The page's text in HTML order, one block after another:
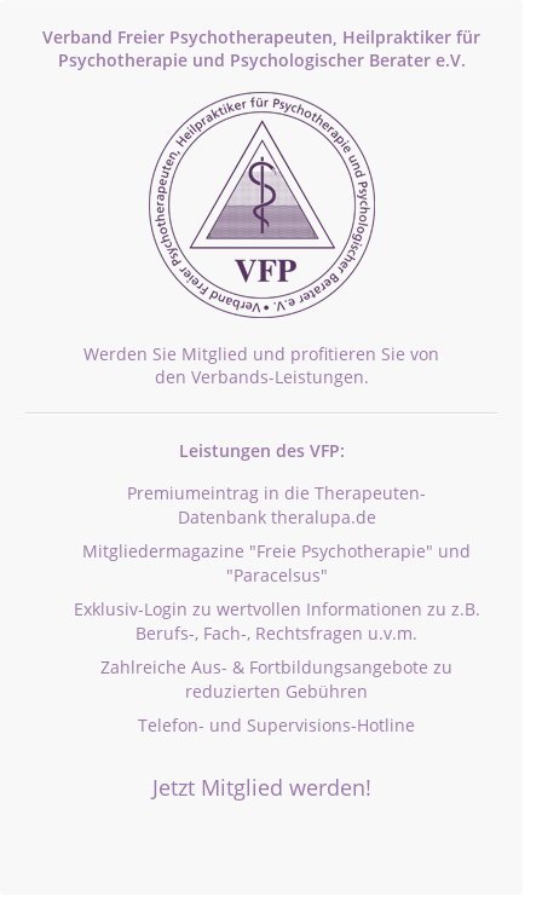
Verband Freier Psychotherapeuten, Heilpraktiker für
Psychotherapie und Psychologischer Berater e.V.
Werden Sie Mitglied und profitieren Sie von
den Verbands-Leistungen.
Leistungen des VFP:
Premiumeintrag in die Therapeuten-
Datenbank theralupa.de
Mitgliedermagazine "Freie Psychotherapie" und
"Paracelsus"
Exklusiv-Login zu wertvollen Informationen zu z.B.
Berufs-, Fach-, Rechtsfragen u.v.m.
Zahlreiche Aus- & Fortbildungsangebote zu
reduzierten Gebühren
Telefon- und Supervisions-Hotline
Jetzt Mitglied werden!